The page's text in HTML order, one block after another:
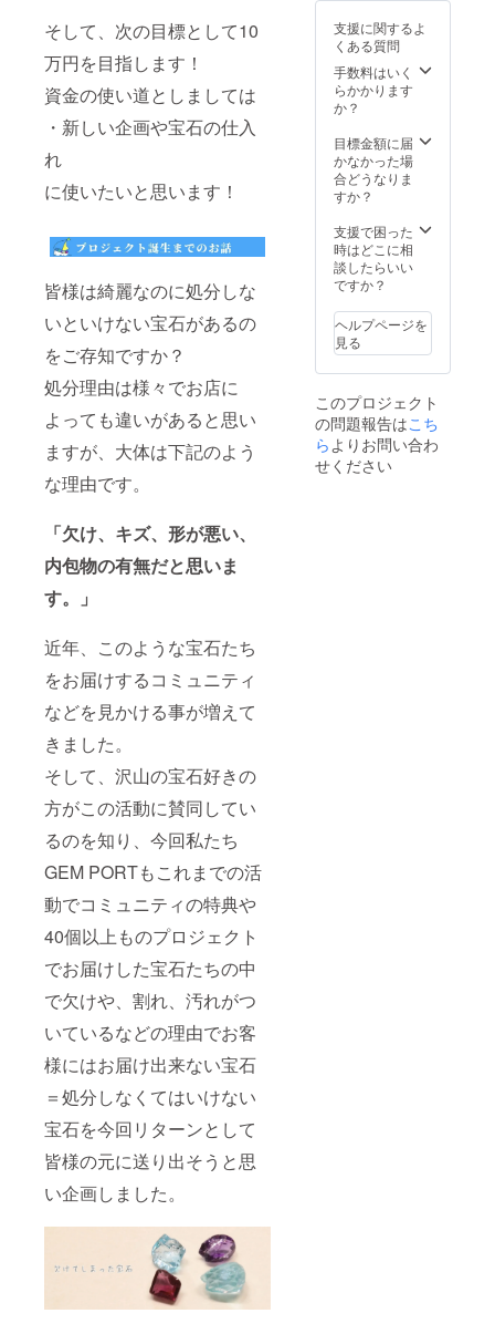
そして、次の目標として10
万円を目指します！
資金の使い道としましては
・新しい企画や宝石の仕入
れ
に使いたいと思います！
皆様は綺麗なのに処分しな
いといけない宝石があるの
をご存知ですか？
処分理由は様々でお店に
よっても違いがあると思い
ますが、大体は下記のよう
な理由です。
「欠け、キズ、形が悪い、
内包物の有無だと思いま
す。」
近年、このような宝石たち
をお届けするコミュニティ
などを見かける事が増えて
きました。
そして、沢山の宝石好きの
方がこの活動に賛同してい
るのを知り、今回私たち
GEM PORTもこれまでの活
動でコミュニティの特典や
40個以上ものプロジェクト
でお届けした宝石たちの中
で欠けや、割れ、汚れがつ
いているなどの理由でお客
様にはお届け出来ない宝石
＝処分しなくてはいけない
宝石を今回リターンとして
皆様の元に送り出そうと思
い企画しました。
も小さ
いので
種類、
数、色
ラキラ
の仕方
も全然
ひ、通
常の宝
石瓶を
ご支援
方は見
比べて
頂きた
いで
写真は
イメー
ジで
す。 ※
一部ジ
支援に関するよ
くある質問
手数料はいく
らかかります
か？
目標金額に届
かなかった場
合どうなりま
すか？
支援で困った
時はどこに相
談したらいい
ですか？
ヘルプページを
見る
このプロジェクト
の問題報告はこち
らよりお問い合わ
せください